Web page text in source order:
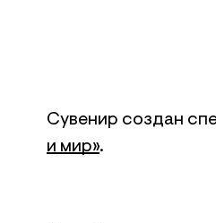
Сувенир создан
и мир».